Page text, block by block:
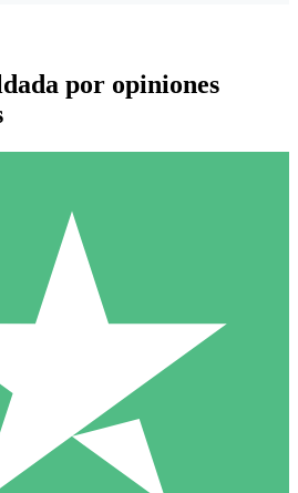
Créditos Individuales
de descarga. Sin compromiso
10 00
por opiniones